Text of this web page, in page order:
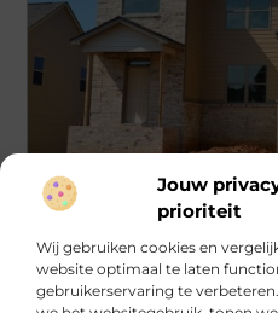
Jouw
prioriteit
Wij gebruiken cookies en
website optimaal te laten
gebruikerservaring te
Aanbiedingen
Ontdek de
met een Makelaar
Deventer, een stad vol